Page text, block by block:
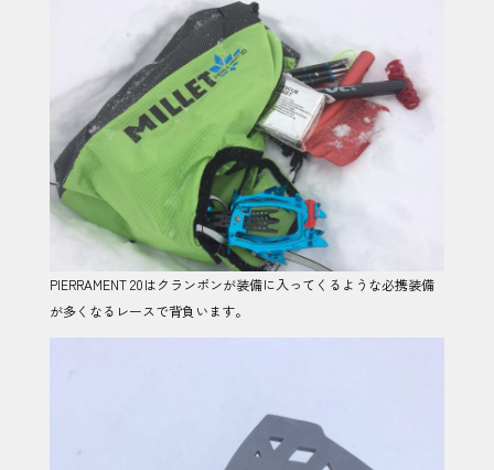
PIERRAMENT 20はクランポンが装備に入ってくるような必携装備
が多くなるレースで背負います。